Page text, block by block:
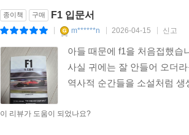
종이책 구매 F1 입문서
m******n 2026-04-15 신고
아들 때문에 f1을 처음접했습
사실 귀에는 잘 안들어 오더
역사적 순간들을 소설처럼
이 리뷰가 도움이 되었나요?